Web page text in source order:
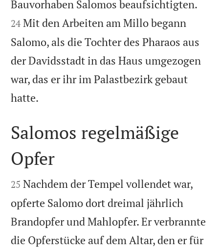
Bauvorhaben Salomos beaufsichtigten.
24 Mit den Arbeiten am Millo begann
Salomo, als die Tochter des Pharaos aus
der Davidsstadt in das Haus umgezogen
war, das er ihr im Palastbezirk gebaut
hatte.

Salomos regelmäßige
Opfer

25 Nachdem der Tempel vollendet war,
opferte Salomo dort dreimal jährlich
Brandopfer und Mahlopfer. Er verbrannte
die Opferstücke auf dem Altar, den er für